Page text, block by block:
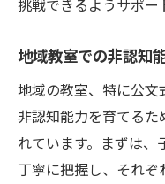
挑戦できるようサポー
地域教室での非認知
地域の教室、特に公文
非認知能力を育てる
れています。まずは、
丁寧に把握し、それぞ